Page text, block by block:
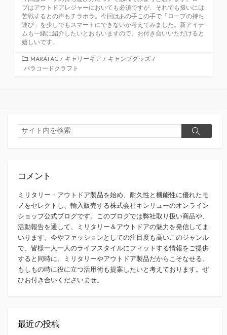
プはアウトドアレジャーにおいても必須ですが、それでも扱いには
苦戦するとの声もチラホラ。今回はあの手この手で「ロープの持ち
運び」を少しでもスマートにできないか考えてみました。新アイテ
ムも一緒に紹介したいとおもいますので、お付き合いいただけると
嬉しいです。
カ
テ
MARATAC / キャリーギア / キャンプグッズ /
パラコードクラフト
検
索
検
コメント
ミリタリー・アウトドア製品を始め、耐久性と機能性に優れたモ
ノをセレクトし、輸入販売する株式会社キンリューのオンライン
ショップ公式ブログです。このブログでは弊社取り扱い商品や、
活動報告を通して、ミリタリー＆アウトドアの魅力を発信してま
いります。今やファッションとしての注目度も高いこのジャンル
で、皆様一人一人のライフスタイルにフィットする情報をご提供
すると同時に、ミリタリーやアウトドア製品だからこそなせる、
もしもの時に役に立つ活用術も提案したいと考えております。ぜ
ひお付き合いくださいませ。
最近の投稿